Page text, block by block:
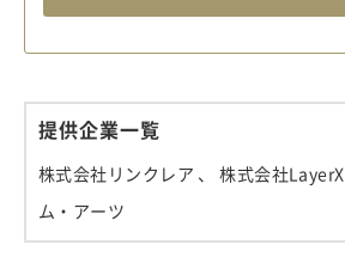
提供企業一覧
株式会社リンクレア 、 株式会社LayerX
ム・アーツ